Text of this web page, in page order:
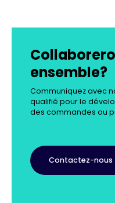
ensemble?
Communiquez avec
qualifié pour le
des commandes ou
Contactez-nous